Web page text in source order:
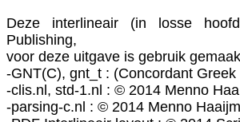
Deze interlineair (in losse
Publishing,
voor deze uitgave is gebruik
-GNT(C), gnt_t : (Concordant
-clis.nl, std-1.nl : © 2014 Menno
-parsing-c.nl : © 2014 Menno